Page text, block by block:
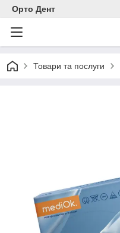
Орто Дент
Товари та послуги